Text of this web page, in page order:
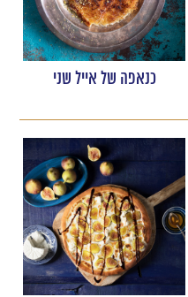
כנאפה של אייל שני